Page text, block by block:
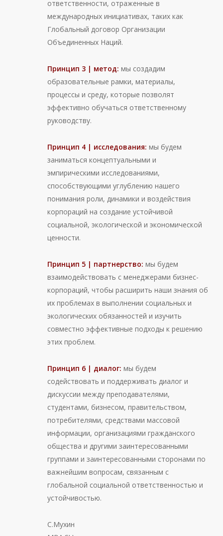
ответственности, отраженные в
международных инициативах, таких как
Глобальный договор Организации
Объединенных Наций.
Принцип 3 | метод: мы создадим
образовательные рамки, материалы,
процессы и среду, которые позволят
эффективно обучаться ответственному
руководству.
Принцип 4 | исследования: мы будем
заниматься концептуальными и
эмпирическими исследованиями,
способствующими углублению нашего
понимания роли, динамики и воздействия
корпораций на создание устойчивой
социальной, экологической и экономической
ценности.
Принцип 5 | партнерство: мы будем
взаимодействовать с менеджерами бизнес-
корпораций, чтобы расширить наши знания об
их проблемах в выполнении социальных и
экологических обязанностей и изучить
совместно эффективные подходы к решению
этих проблем.
Принцип 6 | диалог: мы будем
содействовать и поддерживать диалог и
дискуссии между преподавателями,
студентами, бизнесом, правительством,
потребителями, средствами массовой
информации, организациями гражданского
общества и другими заинтересованными
группами и заинтересованными сторонами по
важнейшим вопросам, связанным с
глобальной социальной ответственностью и
устойчивостью.
С.Мухин